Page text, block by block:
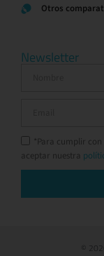
Otros
Newsletter
*Para cumplir con
aceptar nuestra
©